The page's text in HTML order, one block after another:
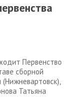
Первенство
сборной
Татьяна